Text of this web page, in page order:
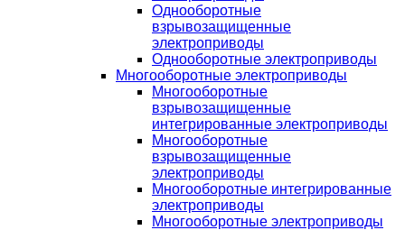
Однооборотные
взрывозащищенные
электроприводы
Однооборотные электроприводы
Многооборотные электроприводы
Многооборотные
взрывозащищенные
интегрированные электроприводы
Многооборотные
взрывозащищенные
электроприводы
Многооборотные интегрированные
электроприводы
Многооборотные электроприводы